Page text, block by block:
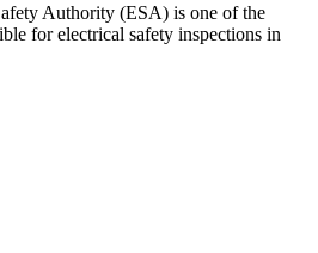
Authority (ESA) is one of the
for electrical safety inspections in